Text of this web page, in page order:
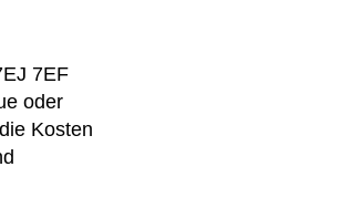
7EF
oder
Kosten